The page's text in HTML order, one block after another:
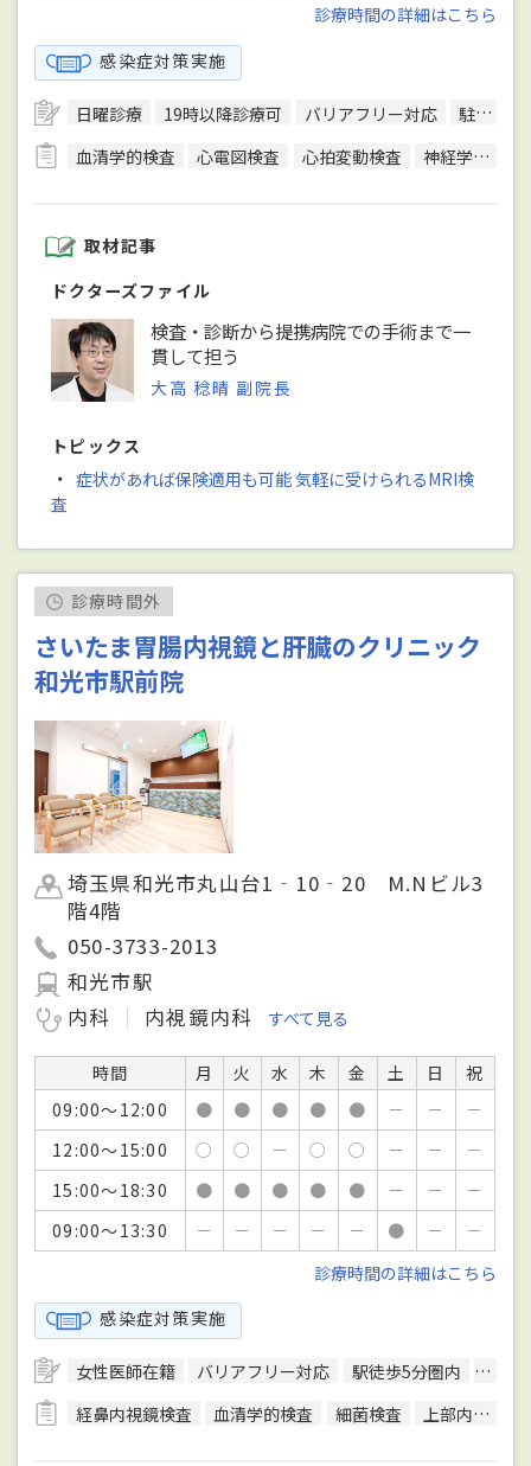
診療時間の詳細はこちら
感染症対策実施
日曜診療 19時以降診療可 バリアフリー対応
駐車場あり
血清学的検査
心電図検査 心拍変動検査 神経学的検査
取材記事
ドクターズファイル
検査・診断から提携病院での手術まで一
貫して担う
大高 稔晴 副院長
トピックス
・ 症状があれば保険適用も可能 気軽に受けられるMRI検
査
診療時間外
さいたま胃腸内視鏡と肝臓のクリニック
和光市駅前院
埼玉県和光市丸山台1‐10‐20 M.Nビル3
階4階
050-3733-2013
和光市駅
内科
内視鏡内科 すべて見る
時間 月 火 水 木 金 土 日
祝
09:00～12:00
● ● ● ● ● － －
－
12:00～15:00
○ ○ － ○ ○ － －
－
15:00～18:30
● ● ● ● ● － －
－
09:00～13:30
－ － － － － ● －
－
診療時間の詳細はこちら
感染症対策実施
女性医師在籍 バリアフリー対応 駅徒歩5分圏内
予約可
経鼻内視鏡検査
血清学的検査 細菌検査 上部内視鏡検査